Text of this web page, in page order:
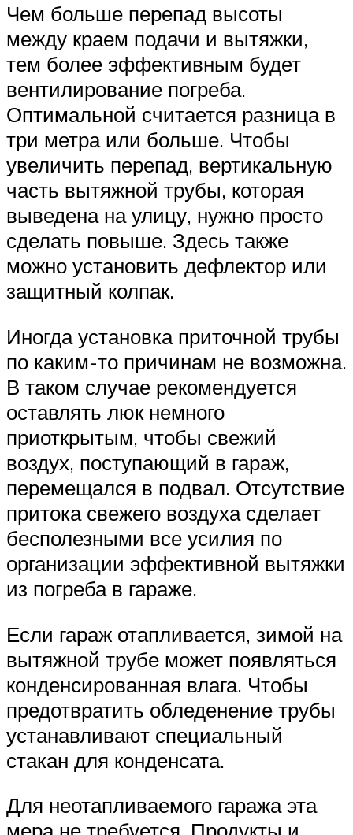
Чем больше перепад высоты
между краем подачи и вытяжки,
тем более эффективным будет
вентилирование погреба.
Оптимальной считается разница в
три метра или больше. Чтобы
увеличить перепад, вертикальную
часть вытяжной трубы, которая
выведена на улицу, нужно просто
сделать повыше. Здесь также
можно установить дефлектор или
защитный колпак.
Иногда установка приточной трубы
по каким-то причинам не возможна.
В таком случае рекомендуется
оставлять люк немного
приоткрытым, чтобы свежий
воздух, поступающий в гараж,
перемещался в подвал. Отсутствие
притока свежего воздуха сделает
бесполезными все усилия по
организации эффективной вытяжки
из погреба в гараже.
Если гараж отапливается, зимой на
вытяжной трубе может появляться
конденсированная влага. Чтобы
предотвратить обледенение трубы
устанавливают специальный
стакан для конденсата.
Для неотапливаемого гаража эта